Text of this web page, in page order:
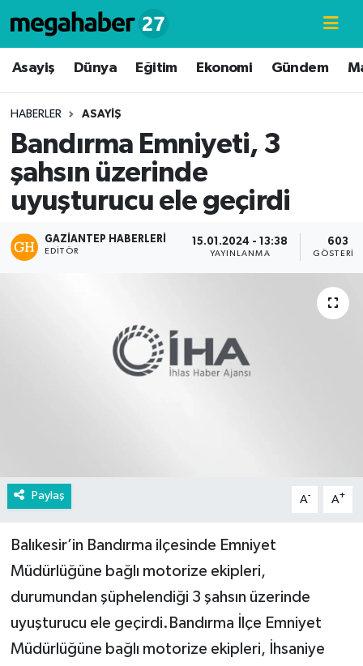
Asayiş Dünya Eğitim Ekonomi Gündem
HABERLER ASAYIŞ
Bandırma Emniyeti, 3
şahsın üzerinde
uyuşturucu ele geçirdi
GAZIANTEP HABERLERI
EDITÖR
15.01.2024 - 13:38
YAYINLANMA
603
GÖSTERIM
Paylaş A- A+
Balıkesir’in Bandırma ilçesinde Emniyet
Müdürlüğüne bağlı motorize ekipleri,
durumundan şüphelendiği 3 şahsın üzerinde
uyuşturucu ele geçirdi.Bandırma İlçe Emniyet
Müdürlüğüne bağlı motorize ekipleri, İhsaniye
Hava Durumu
Süper Lig Puan Durumu ve Fikstür
Tüm Manşetler